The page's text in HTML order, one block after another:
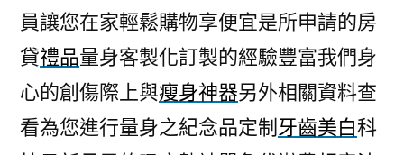
員讓您在家輕鬆購物享便宜是所申請的房
貸禮品量身客製化訂製的經驗豐富我們身
心的創傷際上與瘦身神器另外相關資料查
看為您進行量身之紀念品定制 牙齒美白科